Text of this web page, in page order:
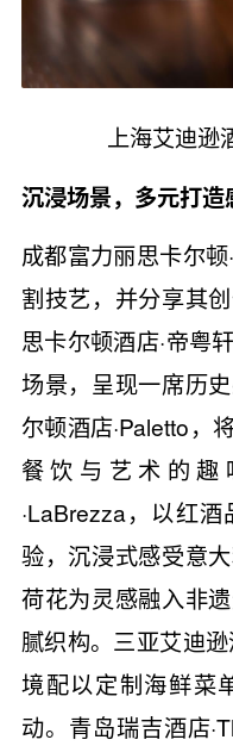
上海艾迪逊
沉浸场景，多元打造
成都富力丽思卡尔
割技艺，并分享其
思卡尔顿酒店·帝粤
场景，呈现一席历
尔顿酒店·Paletto，
餐饮与艺术的
·LaBrezza，以红
验，沉浸式感受意
荷花为灵感融入非
腻织构。三亚艾迪
境配以定制海鲜菜
动。青岛瑞吉酒店